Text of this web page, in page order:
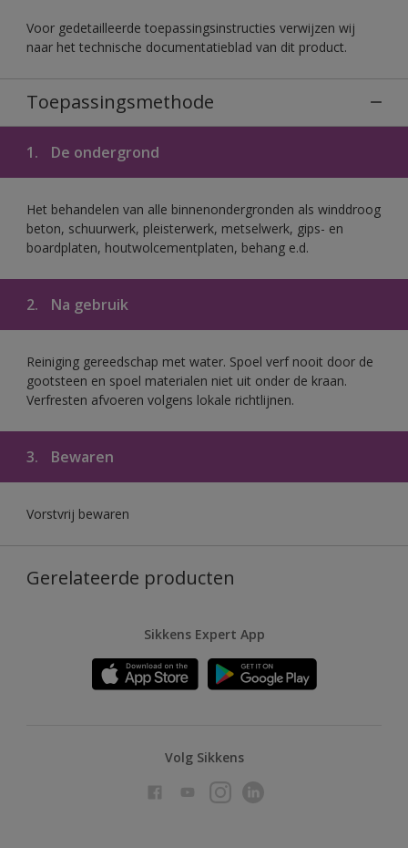
Voor gedetailleerde toepassingsinstructies verwijzen wij
naar het technische documentatieblad van dit product.
Toepassingsmethode
1. De ondergrond
Het behandelen van alle binnenondergronden als winddroog
beton, schuurwerk, pleisterwerk, metselwerk, gips- en
boardplaten, houtwolcementplaten, behang e.d.
2. Na gebruik
Reiniging gereedschap met water. Spoel verf nooit door de
gootsteen en spoel materialen niet uit onder de kraan.
Verfresten afvoeren volgens lokale richtlijnen.
3. Bewaren
Vorstvrij bewaren
Gerelateerde producten
Sikkens Expert App
Volg Sikkens